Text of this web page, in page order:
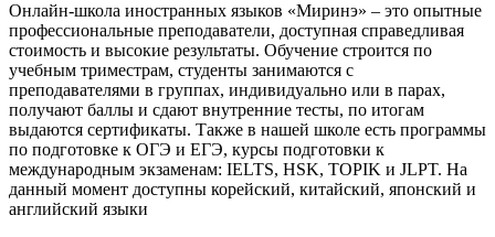
Онлайн-школа иностранных языков «Миринэ» – это опытные
профессиональные преподаватели, доступная справедливая
стоимость и высокие результаты. Обучение строится по
учебным триместрам, студенты занимаются с
преподавателями в группах, индивидуально или в парах,
получают баллы и сдают внутренние тесты, по итогам
выдаются сертификаты. Также в нашей школе есть программы
по подготовке к ОГЭ и ЕГЭ, курсы подготовки к
международным экзаменам: IELTS, HSK, TOPIK и JLPT. На
данный момент доступны корейский, китайский, японский и
английский языки